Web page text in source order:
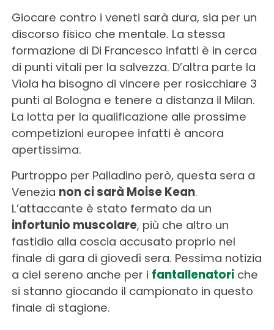
Giocare contro i veneti sarà dura, sia per un
discorso fisico che mentale. La stessa
formazione di Di Francesco infatti è in cerca
di punti vitali per la salvezza. D’altra parte la
Viola ha bisogno di vincere per rosicchiare 3
punti al Bologna e tenere a distanza il Milan.
La lotta per la qualificazione alle prossime
competizioni europee infatti è ancora
apertissima.
Purtroppo per Palladino però, questa sera a
Venezia non ci sarà Moise Kean.
L’attaccante è stato fermato da un
infortunio muscolare, più che altro un
fastidio alla coscia accusato proprio nel
finale di gara di giovedì sera. Pessima notizia
a ciel sereno anche per i fantallenatori che
si stanno giocando il campionato in questo
finale di stagione.